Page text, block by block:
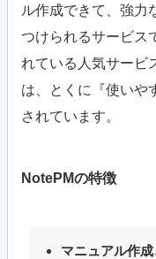
ル作成できて、強力
つけられるサービス
れている人気サービ
は、とくに『使いや
されています。
NotePMの特徴
マニュアル作